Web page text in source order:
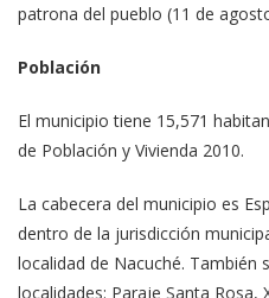
patrona del pueblo (11 de
Población
El municipio tiene 15,571
de Población y Vivienda 2010.
La cabecera del municipio es
dentro de la jurisdicción
localidad de Nacuché. También
localidades: Paraje Santa Rosa,